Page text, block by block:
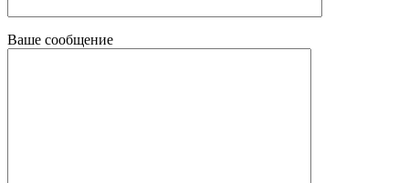
Ваше сообщение